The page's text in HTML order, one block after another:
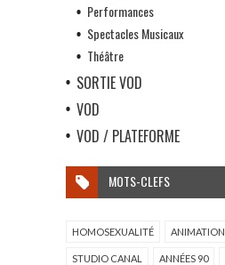
Performances
Spectacles Musicaux
Théâtre
SORTIE VOD
VOD
VOD / PLATEFORME
MOTS-CLEFS
HOMOSEXUALITÉ ANIMATION
STUDIO CANAL ANNÉES 90